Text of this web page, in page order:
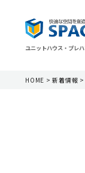
ユニットハウス・プレ
HOME >新着情報 >